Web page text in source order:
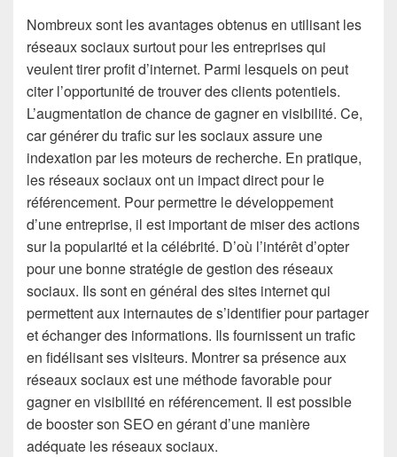
Nombreux sont les avantages obtenus en utilisant les
réseaux sociaux surtout pour les entreprises qui
veulent tirer profit d’internet. Parmi lesquels on peut
citer l’opportunité de trouver des clients potentiels.
L’augmentation de chance de gagner en visibilité. Ce,
car générer du trafic sur les sociaux assure une
indexation par les moteurs de recherche. En pratique,
les réseaux sociaux ont un impact direct pour le
référencement. Pour permettre le développement
d’une entreprise, il est important de miser des actions
sur la popularité et la célébrité. D’où l’intérêt d’opter
pour une bonne stratégie de gestion des réseaux
sociaux. Ils sont en général des sites internet qui
permettent aux internautes de s’identifier pour partager
et échanger des informations. Ils fournissent un trafic
en fidélisant ses visiteurs. Montrer sa présence aux
réseaux sociaux est une méthode favorable pour
gagner en visibilité en référencement. Il est possible
de booster son SEO en gérant d’une manière
adéquate les réseaux sociaux.